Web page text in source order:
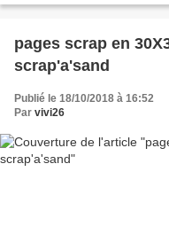
pages scrap en
scrap'a'sand
Publié le 18/10/2018 à 16:52
Par vivi26